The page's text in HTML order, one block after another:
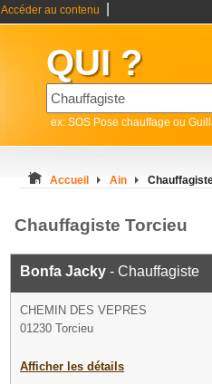
Accéder au contenu
QUI ?
ex: SOS Pose chauffage ou
Accueil Ain
Chauffagiste Torcieu
Bonfa Jacky - Chauffagiste
CHEMIN DES VEPRES
01230 Torcieu
Afficher les détails